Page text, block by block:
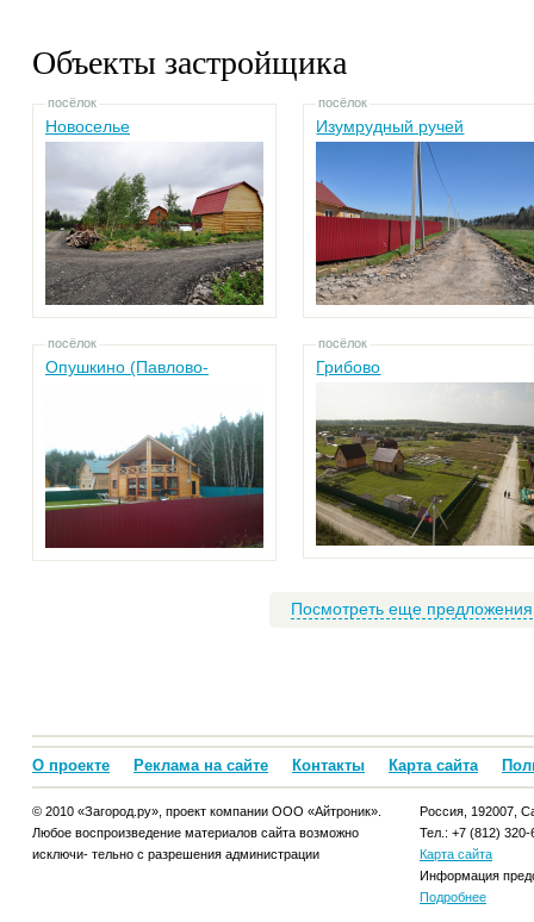
Объекты застройщика
посёлок
Новоселье
посёлок
Изумрудный ручей
посёлок
Опушкино (Павлово-
посёлок
Грибово
Посмотреть еще предложения
О проекте Реклама на сайте Контакты Карта сайта
© 2010 «Загород.ру», проект компании ООО «Айтроник».
Любое воспроизведение материалов сайта возможно
исключи- тельно с разрешения администрации
Россия, 192007,
Тел.: +7 (812) 320-
Карта сайта
Информация
Подробнее